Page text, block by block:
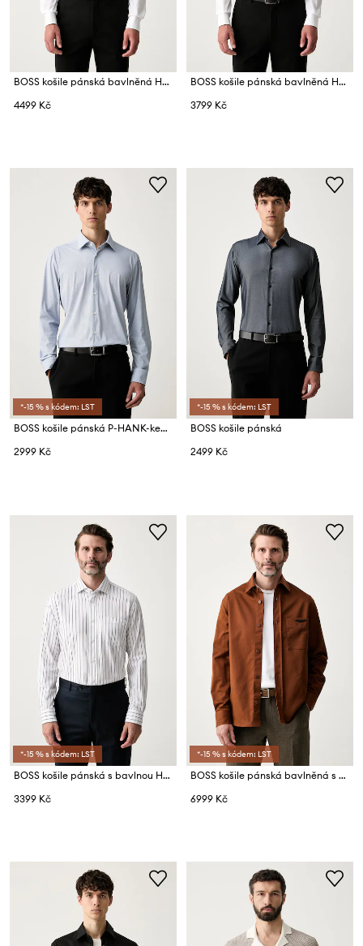
BOSS košile pánská bavlněná H-HANK-TUX4-B1-C-263
4499 Kč
BOSS košile pánská bavlněná H-HANK-TUX1-B1-C-263
3799 Kč
*-15 % s kódem: LST
BOSS košile pánská P-HANK-kent-C1-222
2999 Kč
*-15 % s kódem: LST
BOSS košile pánská
2499 Kč
*-15 % s kódem: LST
BOSS košile pánská s bavlnou H-ROB-SP-P-263
3399 Kč
*-15 % s kódem: LST
BOSS košile pánská bavlněná s elastanem BOSS x Aston Martin
6999 Kč